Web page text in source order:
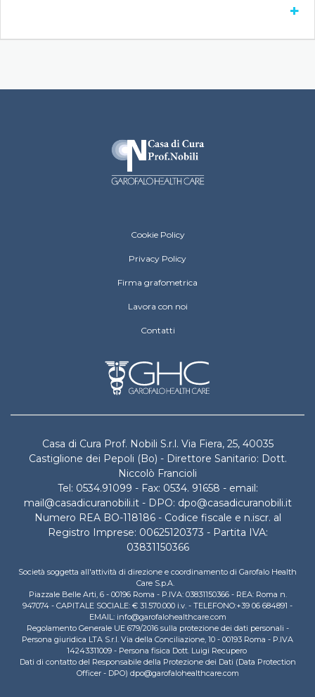
+
Casa di Cura Prof. Nobili footer menu
Cookie Policy
Privacy Policy
Firma grafometrica
Lavora con noi
Contatti
Casa di Cura Prof. Nobili S.r.l. Via Fiera, 25, 40035
Castiglione dei Pepoli (Bo) - Direttore Sanitario: Dott.
Niccolò Francioli
Tel: 0534.91099 - Fax: 0534. 91658 - email:
mail@casadicuranobili.it - DPO: dpo@casadicuranobili.it
Numero REA BO-118186 - Codice fiscale e n.iscr. al
Registro Imprese: 00625120373 - Partita IVA:
03831150366
Società soggetta all'attività di direzione e coordinamento di Garofalo Health
Care S.p.A.
Piazzale Belle Arti, 6 - 00196 Roma - P.IVA: 03831150366 - REA: Roma n.
947074 - CAPITALE SOCIALE: € 31.570.000 i.v. - TELEFONO:+39 06 684891 -
EMAIL: info@garofalohealthcare.com
Regolamento Generale UE 679/2016 sulla protezione dei dati personali -
Persona giuridica LTA S.r.l. Via della Conciliazione, 10 - 00193 Roma - P.IVA
14243311009 - Persona fisica Dott. Luigi Recupero
Dati di contatto del Responsabile della Protezione dei Dati (Data Protection
Officer - DPO) dpo@garofalohealthcare.com